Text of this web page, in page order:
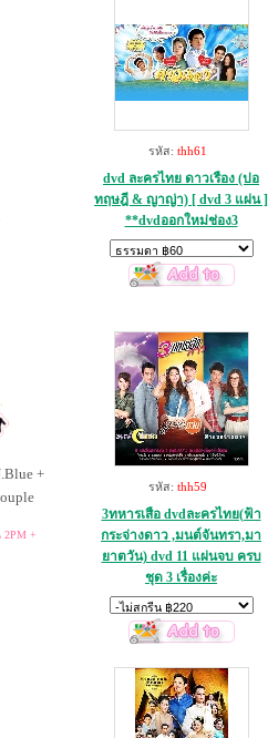
รหัส: thh61
dvd ละครไทย ดาวเรือง (ปอ
ทฤษฎี & ญาญ่า) [ dvd 3 แผ่น ]
**dvdออกใหม่ช่อง3
รหัส: thh59
3ทหารเสือ dvdละครไทย(ฟ้า
กระจ่างดาว ,มนต์จันทรา,มา
ยาตวัน) dvd 11 แผ่นจบ ครบ
ชุด 3 เรื่องค่ะ